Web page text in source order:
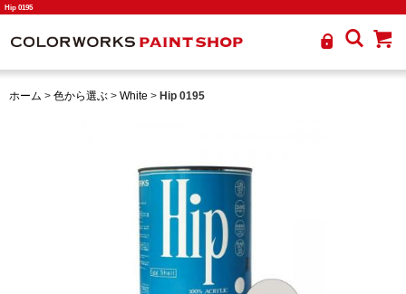
Hip 0195
ホーム > 色から選ぶ > White > Hip 0195